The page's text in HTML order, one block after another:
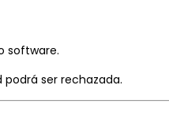
software.
ser rechazada.